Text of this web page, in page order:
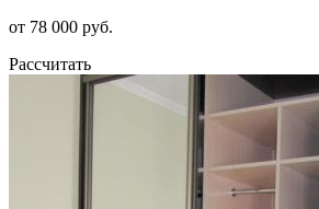
от 78 000 руб.
Рассчитать